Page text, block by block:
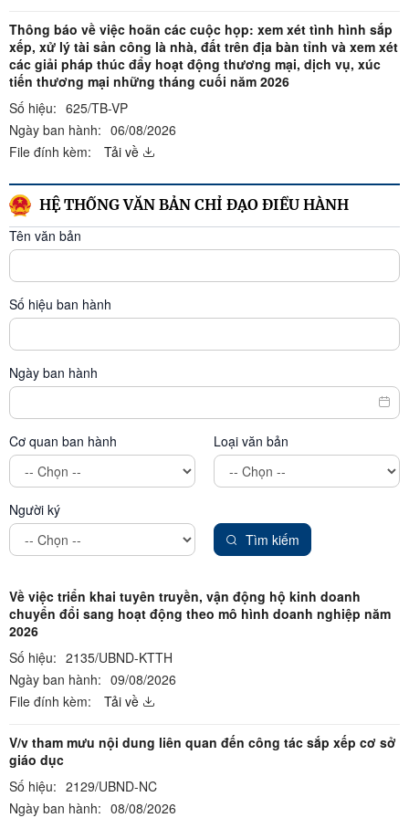
Thông báo về việc hoãn các cuộc họp: xem xét tình hình sắp
xếp, xử lý tài sản công là nhà, đất trên địa bàn tỉnh và xem xét
các giải pháp thúc đẩy hoạt động thương mại, dịch vụ, xúc
tiến thương mại những tháng cuối năm 2026
Số hiệu: 625/TB-VP
Ngày ban hành: 06/08/2026
File đính kèm:
Tải về
HỆ THỐNG VĂN BẢN CHỈ ĐẠO ĐIỀU HÀNH
Tên văn bản
Số hiệu ban hành
Ngày ban hành
Cơ quan ban hành Loại văn bản
Người ký
Tìm kiếm
Về việc triển khai tuyên truyền, vận động hộ kinh doanh
chuyển đổi sang hoạt động theo mô hình doanh nghiệp năm
2026
Số hiệu: 2135/UBND-KTTH
Ngày ban hành: 09/08/2026
File đính kèm:
Tải về
V/v tham mưu nội dung liên quan đến công tác sắp xếp cơ sở
giáo dục
Số hiệu: 2129/UBND-NC
Ngày ban hành: 08/08/2026